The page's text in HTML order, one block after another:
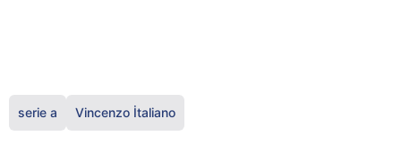
serie a Vincenzo İtaliano